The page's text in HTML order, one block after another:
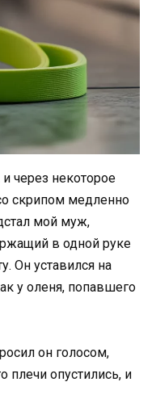
через некоторое
скрипом медленно
мой муж,
в одной руке
Он уставился на
у оленя, попавшего
он голосом,
опустились, и